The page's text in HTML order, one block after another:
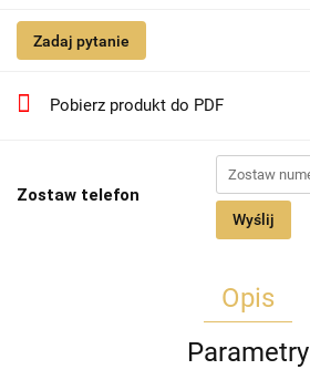
Zadaj pytanie
Pobierz produkt do PDF
Zostaw telefon
Wyślij
Opis
Parametry